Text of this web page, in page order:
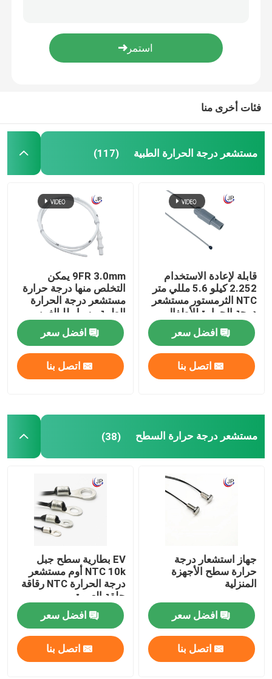
حساس درجة حرارة المسبار
الايبوكسي الثرمستور
حرارة فيلم رقيق
الثرمستور حبة الزجاج
مستشعر درجة الحرارة الرقمي
NTC الثرمستور
تسخير الأسلاك
فئات أخرى منا
مستشعر درجة الحرارة الطبية (117)
قابلة لإعادة الاستخدام
2.252 كيلو 5.6 مللي متر
NTC الثرمستور مستشعر
درجة الحرارة للأطفال
حديثي الولادة
افضل سعر
اتصل بنا
9FR 3.0mm يمكن
التخلص منها درجة حرارة
مستشعر درجة الحرارة
الطبية مسبار للبالغين
افضل سعر
اتصل بنا
مستشعر درجة حرارة السطح (38)
جهاز استشعار درجة
حرارة سطح الأجهزة
المنزلية
افضل سعر
اتصل بنا
EV بطارية سطح جبل
NTC 10k أوم مستشعر
درجة الحرارة NTC رقاقة
حلقة العروة
افضل سعر
اتصل بنا